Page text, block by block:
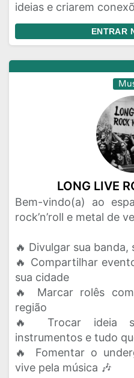
ideias e criarem
ENTRAR
LONG LIVE
Bem-vindo(a) ao
rock’n’roll e metal de
🔥 Divulgar sua
🔥 Compartilhar
sua cidade
🔥 Marcar rolês
região
🔥 Trocar ideia
instrumentos e tudo
🔥 Fomentar o
vive pela música 🎶